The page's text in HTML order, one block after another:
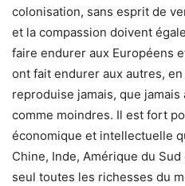
colonisation, sans esprit de
et la compassion doivent
faire endurer aux Européens
ont fait endurer aux autres,
reproduise jamais, que
comme moindres. Il est fort
économique et intellectuelle
Chine, Inde, Amérique du
seul toutes les richesses du